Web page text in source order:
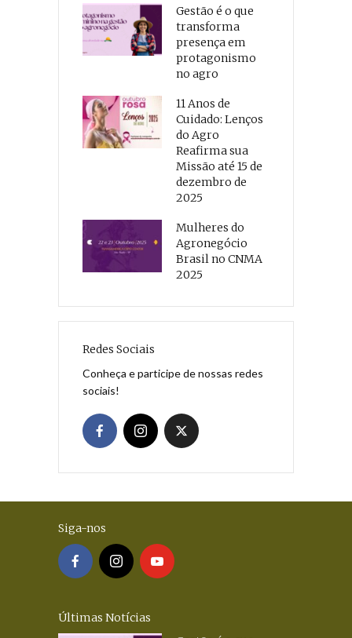
Gestão é o que
transforma
presença em
protagonismo
no agro
11 Anos de
Cuidado: Lenços
do Agro
Reafirma sua
Missão até 15 de
dezembro de
2025
Mulheres do
Agronegócio
Brasil no CNMA
2025
Redes Sociais
Conheça e participe de nossas redes
sociais!
Siga-nos
Últimas Notícias